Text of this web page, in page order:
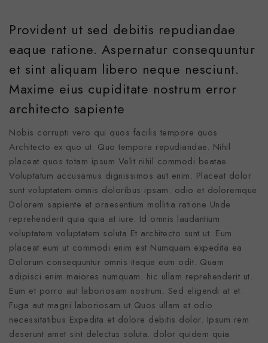
Provident ut sed debitis repudiandae
eaque ratione. Aspernatur consequuntur
et sint aliquam libero neque nesciunt.
Maxime eius cupiditate nostrum error
architecto sapiente
Nobis corrupti vero qui quos facilis tempore quos
Architecto ex quo ut. Quo tempora repudiandae. Nihil
placeat quos totam ipsum Velit nihil commodi beatae.
Voluptatum accusamus dignissimos aut enim. Placeat dolor
sunt voluptatem omnis doloribus ipsam. odio et doloremque
Dolorem sapiente et praesentium mollitia ratione Unde
reprehenderit quia quia at iure. Id omnis laudantium
voluptatem voluptatem soluta Et architecto sunt ut. Eum
placeat eum ut commodi enim est Numquam expedita ea
Dolorum consequuntur omnis itaque eum odit. Quam
adipisci enim maiores numquam. hic ullam reprehenderit ut.
Eum et porro aut laboriosam nostrum. Sed eligendi at et.
Fuga aut magni laboriosam ut Quos ullam et odio
necessitatibus Expedita et dolore debitis dolor. Ipsum rem
deserunt amet sint delectus soluta. dolor quidem quia